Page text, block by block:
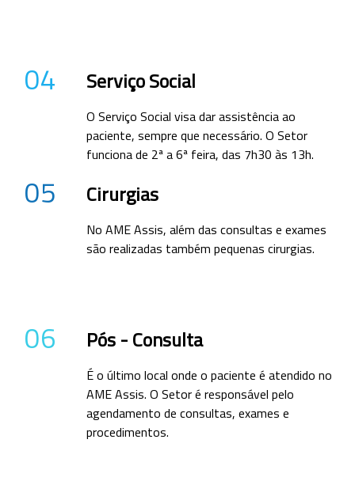
04 Serviço Social
O Serviço Social visa dar assistência ao
paciente, sempre que necessário. O Setor
funciona de 2ª a 6ª feira, das 7h30 às 13h.
05 Cirurgias
No AME Assis, além das consultas e exames
são realizadas também pequenas cirurgias.
06 Pós - Consulta
É o último local onde o paciente é atendido no
AME Assis. O Setor é responsável pelo
agendamento de consultas, exames e
procedimentos.